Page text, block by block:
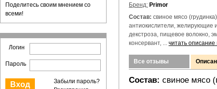
Поделитесь своим мнением со
всеми!
Логин
Пароль
Забыли пароль?
Бренд: Primor
Состав: свиное мясо
антиокислители, желирующие
декстроза, пищевое волокно,
консервант, ... читать
Все отзывы
Состав: свиное мясо